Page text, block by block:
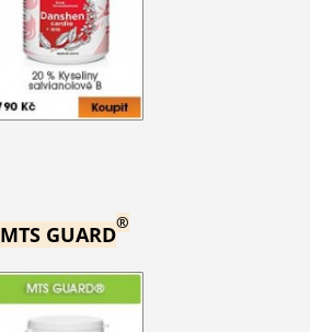
MTS GUARD®